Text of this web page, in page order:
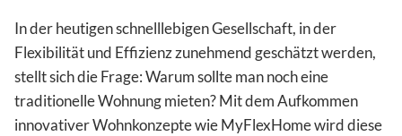
In der heutigen schnelllebigen Gesellschaft, in der
Flexibilität und Effizienz zunehmend geschätzt werden,
stellt sich die Frage: Warum sollte man noch eine
traditionelle Wohnung mieten? Mit dem Aufkommen
innovativer Wohnkonzepte wie MyFlexHome wird diese